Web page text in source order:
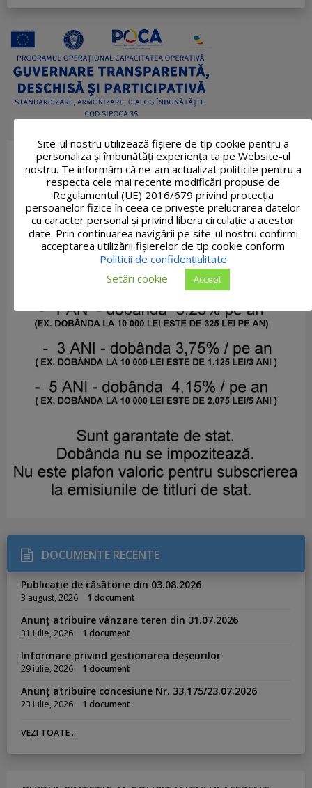
DOCUMENTE RECENTE
Publicație de căsătorie din 03.08.2026
3 august, 2026 1 document
Anunț atribuire vânzare teren din 31.07.2026
31 iulie, 2026 1 document
Informare privind gestionarea deșeurilor
29 iulie, 2026 1 document
Anunț atribuire concesiune Nr. 33.175/23.07.2026
23 iulie, 2026 1 document
VEZI TOATE ...
Site-ul nostru utilizează fişiere de tip cookie pentru a
personaliza și îmbunătăți experiența ta pe Website-ul
nostru. Te informăm că ne-am actualizat politicile pentru a
respecta cele mai recente modificări propuse de
Regulamentul (UE) 2016/679 privind protecția
persoanelor fizice în ceea ce privește prelucrarea datelor
cu caracter personal și privind libera circulație a acestor
date. Prin continuarea navigării pe site-ul nostru confirmi
acceptarea utilizării fişierelor de tip cookie conform
Politicii de confidențialitate
Setări cookie
Accept